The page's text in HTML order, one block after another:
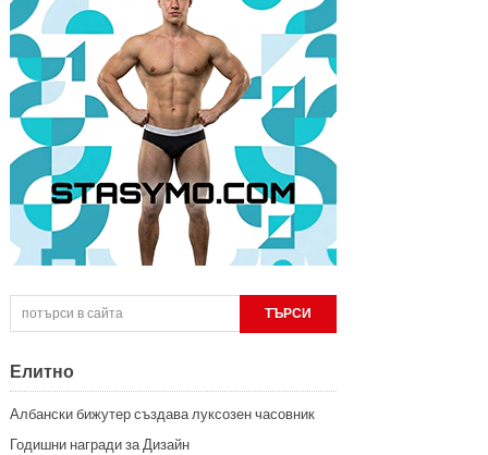
Елитно
Албански бижутер създава луксозен часовник
Годишни награди за Дизайн